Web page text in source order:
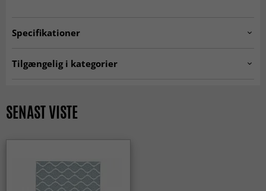
Specifikationer
Tilgængelig i kategorier
Tæpper 200 x 300 cm
Tæpper 80 x 250 cm
SENAST VISTE